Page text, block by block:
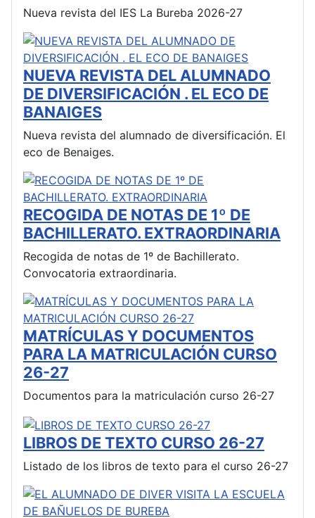
Nueva revista del IES La Bureba 2026-27
NUEVA REVISTA DEL ALUMNADO
DE DIVERSIFICACIÓN . EL ECO DE
BANAIGES
Nueva revista del alumnado de diversificación. El
eco de Benaiges.
RECOGIDA DE NOTAS DE 1º DE
BACHILLERATO. EXTRAORDINARIA
Recogida de notas de 1º de Bachillerato.
Convocatoria extraordinaria.
MATRÍCULAS Y DOCUMENTOS
PARA LA MATRICULACIÓN CURSO
26-27
Documentos para la matriculación curso 26-27
LIBROS DE TEXTO CURSO 26-27
Listado de los libros de texto para el curso 26-27